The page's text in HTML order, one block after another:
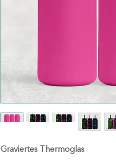
Graviertes Thermoglas